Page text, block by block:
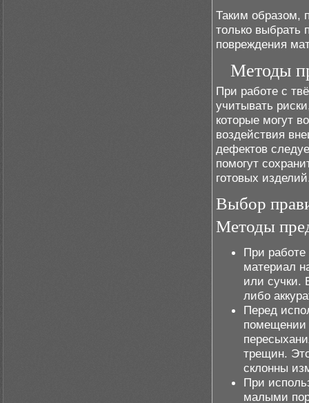
Таким образом,
только выбрать
повреждения
Методы
При работе с
учитывать
которые могут
воздействия
дефектов
помогут
готовых
Выбор
Методы
При работе
материал
или сучки.
либо
Перед
помещении
трещин.
склонны
При
малыми